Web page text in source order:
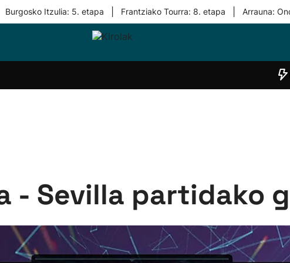
Burgosko Itzulia: 5. etapa Frantziako Tourra: 8. etapa Arrauna:
Taldeak
- Sevilla partidako